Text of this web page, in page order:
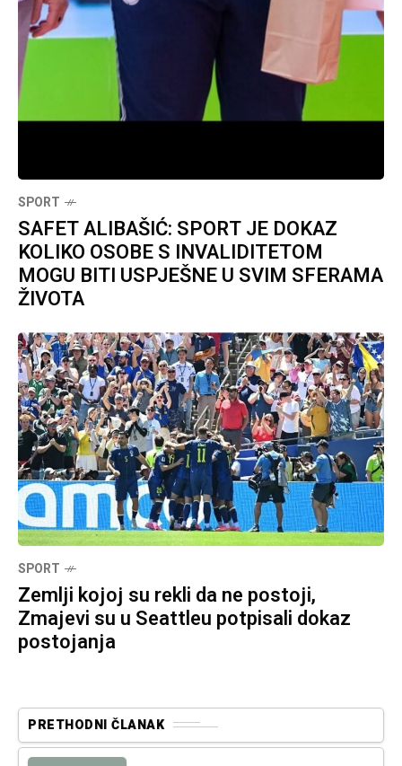
SPORT
SAFET ALIBAŠIĆ: SPORT JE DOKAZ
KOLIKO OSOBE S INVALIDITETOM
MOGU BITI USPJEŠNE U SVIM SFERAMA
ŽIVOTA
SPORT
Zemlji kojoj su rekli da ne postoji,
Zmajevi su u Seattleu potpisali dokaz
postojanja
PRETHODNI ČLANAK